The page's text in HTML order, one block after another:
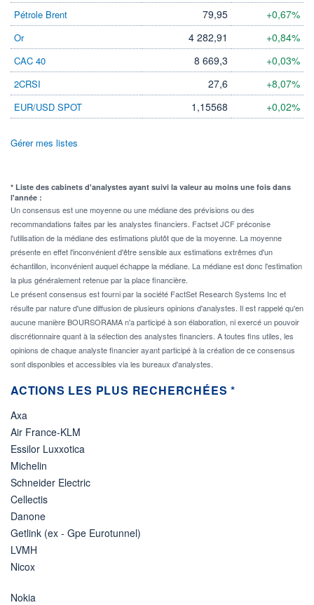
Pétrole Brent 79,95 +0,67%
Or 4 282,91 +0,84%
CAC 40 8 669,3 +0,03%
2CRSI 27,6 +8,07%
EUR/USD SPOT 1,15568 +0,02%
Gérer mes listes
* Liste des cabinets d'analystes ayant suivi la valeur au moins une fois dans
l'année :
Un consensus est une moyenne ou une médiane des prévisions ou des
recommandations faites par les analystes financiers. Factset JCF préconise
l'utilisation de la médiane des estimations plutôt que de la moyenne. La moyenne
présente en effet l'inconvénient d'être sensible aux estimations extrêmes d'un
échantillon, inconvénient auquel échappe la médiane. La médiane est donc l'estimation
la plus généralement retenue par la place financière.
Le présent consensus est fourni par la société FactSet Research Systems Inc et
résulte par nature d'une diffusion de plusieurs opinions d'analystes. Il est rappelé qu'en
aucune manière BOURSORAMA n'a participé à son élaboration, ni exercé un pouvoir
discrétionnaire quant à la sélection des analystes financiers. A toutes fins utiles, les
opinions de chaque analyste financier ayant participé à la création de ce consensus
sont disponibles et accessibles via les bureaux d'analystes.
ACTIONS LES PLUS RECHERCHÉES *
Axa
Air France-KLM
Essilor Luxxotica
Michelin
Schneider Electric
Cellectis
Danone
Getlink (ex - Gpe Eurotunnel)
LVMH
Nicox
Nokia